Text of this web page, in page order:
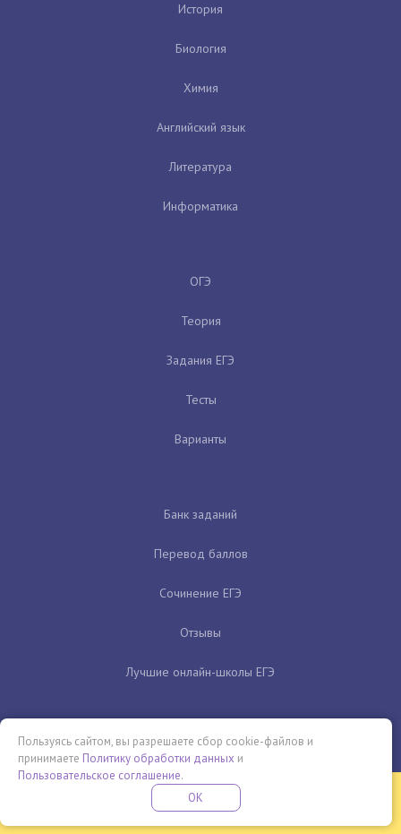
История
Биология
Химия
Английский язык
Литература
Информатика
ОГЭ
Теория
Задания ЕГЭ
Тесты
Варианты
Банк заданий
Перевод баллов
Сочинение ЕГЭ
Отзывы
Лучшие онлайн-школы ЕГЭ
Бесплатная летняя школа
ПРОВЕДИ ЭТО ЛЕТО С ПОЛЬЗОЙ
Пользуясь сайтом, вы разрешаете сбор cookie-файлов и
принимаете Политику обработки данных и
Пользовательское соглашение.
OK